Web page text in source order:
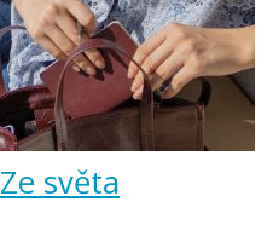
Ze světa